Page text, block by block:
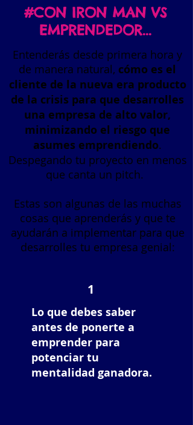
#CON IRON MAN VS
EMPRENDEDOR...
Entenderás desde primera hora y
de manera natural, cómo es el
cliente de la nueva era producto
de la crisis para que desarrolles
una empresa de alto valor,
minimizando el riesgo que
asumes emprendiendo.
Despegando tu proyecto en menos
que canta un pitch.
Estas son algunas de las muchas
cosas que aprenderás y que te
ayudarán a implementar para que
desarrolles tu empresa genial:
1
Lo que debes saber
antes de ponerte a
emprender para
potenciar tu
mentalidad ganadora.